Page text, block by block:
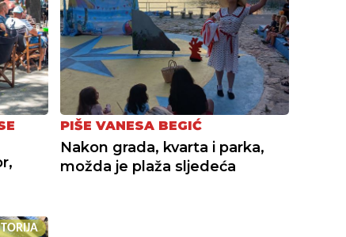
PIŠE VANESA BEGIĆ
Nakon grada, kvarta i parka,
možda je plaža sljedeća